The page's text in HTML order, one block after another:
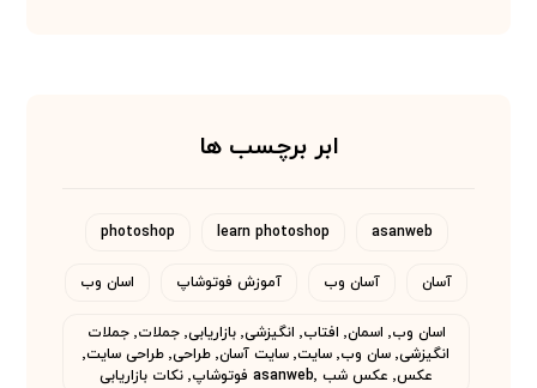
ابر برچسب ها
asanweb
learn photoshop
photoshop
آسان آسان وب آموزش فوتوشاپ اسان وب
اسان وب٬ اسمان٬ افتاب٬ انگیزشی٬ بازاریابی٬ جملات٬ جملات
انگیزشی٬ سان وب٬ سایت٬ سایت آسان٬ طراحی٬ طراحی سایت٬
عکس٬ عکس شب asanweb٬ فوتوشاپ٬ نکات بازاریابی